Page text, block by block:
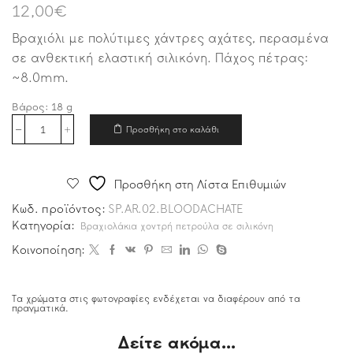
12,00€
Βραχιόλι με πολύτιμες χάντρες αχάτες, περασμένα
σε ανθεκτική ελαστική σιλικόνη. Πάχος πέτρας:
~8.0mm.
Βάρος: 18 g
Προσθήκη στο καλάθι
Προσθήκη στη Λίστα Επιθυμιών
Κωδ. προϊόντος: SP.AR.02.BLOODACHATE
Κατηγορία:
Βραχιολάκια χοντρή πετρούλα σε σιλικόνη
Κοινοποίηση:
Τα χρώματα στις φωτογραφίες ενδέχεται να διαφέρουν από τα
πραγματικά.
Δείτε ακόμα...